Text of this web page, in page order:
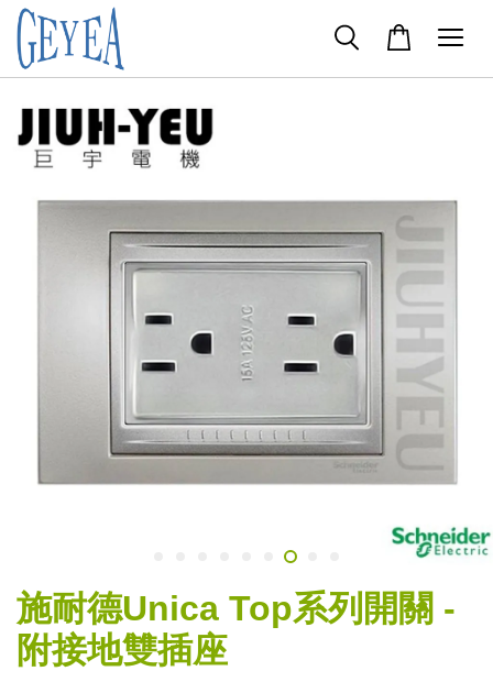
施耐德Unica Top系列開關 -
附接地雙插座